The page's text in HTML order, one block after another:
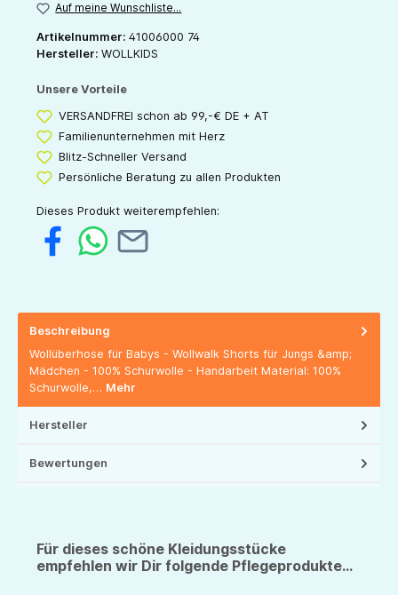
Auf meine Wunschliste...
Artikelnummer: 41006000 74
Hersteller: WOLLKIDS
Unsere Vorteile
VERSANDFREI schon ab 99,-€ DE + AT
Familienunternehmen mit Herz
Blitz-Schneller Versand
Persönliche Beratung zu allen Produkten
Dieses Produkt weiterempfehlen:
Beschreibung
Wollüberhose für Babys - Wollwalk Shorts für Jungs &amp;
Mädchen - 100% Schurwolle - Handarbeit Material: 100%
Schurwolle,… Mehr
Hersteller
Bewertungen
Für dieses schöne Kleidungsstücke
empfehlen wir Dir folgende Pflegeprodukte...